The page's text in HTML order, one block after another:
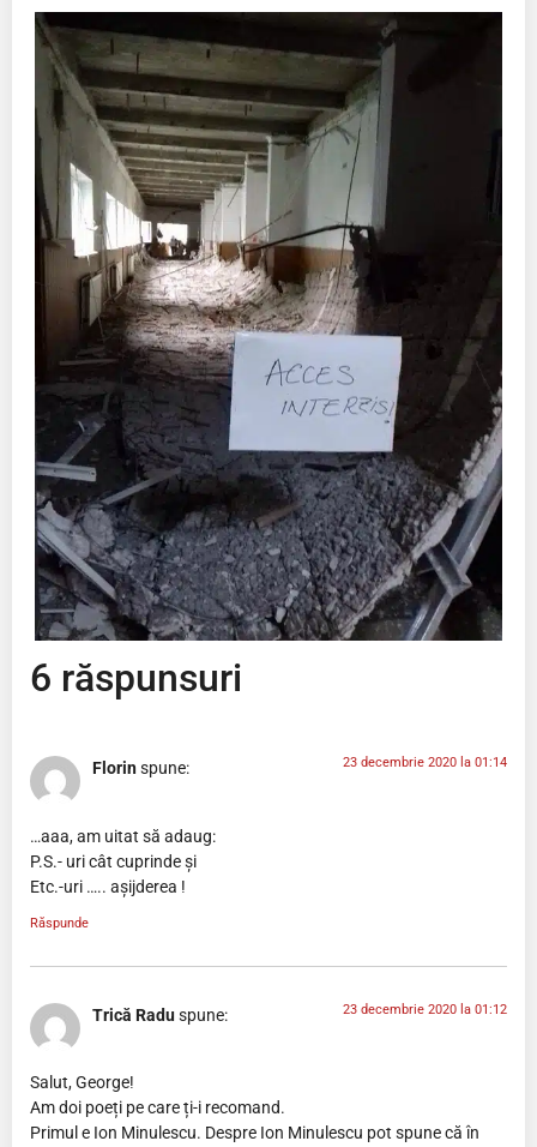
6 răspunsuri
Florinspune: 23 decembrie 2020 la 01:14
…aaa, am uitat să adaug:
P.S.- uri cât cuprinde și
Etc.-uri ….. așijderea !
Răspunde
Trică Raduspune: 23 decembrie 2020 la 01:12
Salut, George!
Am doi poeți pe care ți-i recomand.
Primul e Ion Minulescu. Despre Ion Minulescu pot spune că în